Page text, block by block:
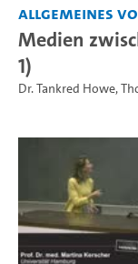
Allgemeines
Medien
1)
Dr. Tankred Howe,